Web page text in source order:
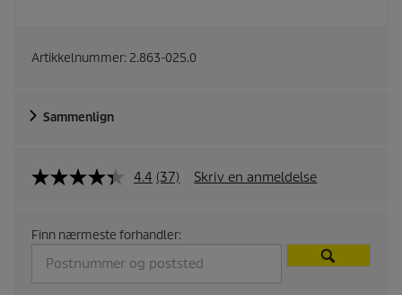
Artikkelnummer: 2.863-025.0
Sammenlign
4.4 (37) Skriv en anmeldelse
Finn nærmeste forhandler: